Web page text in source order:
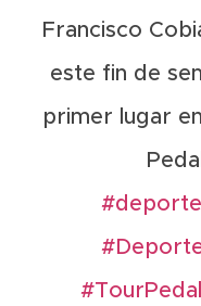
Francisco
este fin de
primer lugar